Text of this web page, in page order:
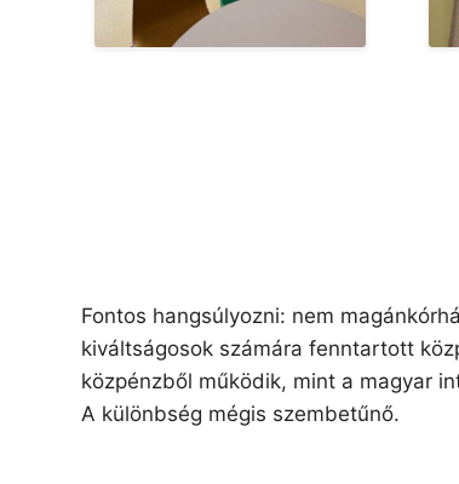
Fontos hangsúlyozni: nem
kiváltságosok számára fenntartott
közpénzből működik, mint a magyar
A különbség mégis szembetűnő.